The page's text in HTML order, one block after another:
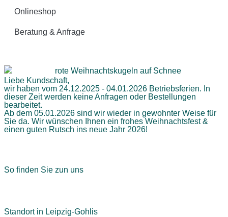
Onlineshop
Beratung & Anfrage
Liebe Kundschaft,
wir haben vom 24.12.2025 - 04.01.2026 Betriebsferien. In
dieser Zeit werden keine Anfragen oder Bestellungen
bearbeitet.
Ab dem 05.01.2026 sind wir wieder in gewohnter Weise für
Sie da. Wir wünschen Ihnen ein frohes Weihnachtsfest &
einen guten Rutsch ins neue Jahr 2026!
So finden Sie zun uns
Standort in Leipzig-Gohlis